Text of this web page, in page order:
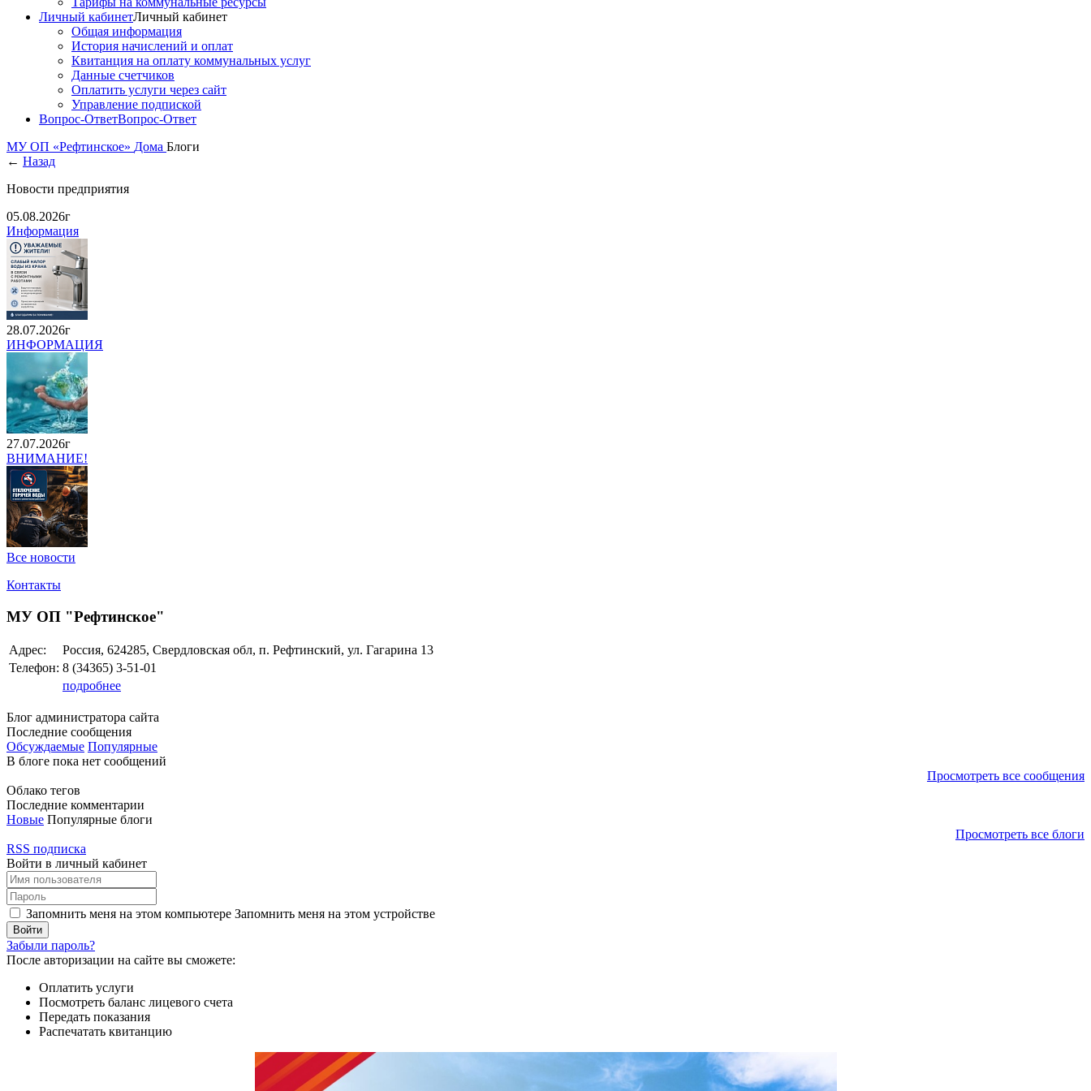
Личный кабинетЛичный кабинет
Общая информация
История начислений и оплат
Квитанция на оплату коммунальных услуг
Данные счетчиков
Оплатить услуги через сайт
Управление подпиской
Вопрос-ОтветВопрос-Ответ
МУ ОП «Рефтинское» Дома Блоги
← Назад
Новости предприятия
05.08.2026г
Информация
28.07.2026г
ИНФОРМАЦИЯ
27.07.2026г
ВНИМАНИЕ!
Все новости
Контакты
МУ ОП "Рефтинское"
Адрес:
Россия, 624285, Свердловская обл, п. Рефтинский, ул. Гагарина 13
Телефон: 8 (34365) 3-51-01
подробнее
Блог администратора сайта
Последние сообщения
Обсуждаемые Популярные
В блоге пока нет сообщений
Просмотреть все сообщения
Облако тегов
Последние комментарии
Новые Популярные блоги
Просмотреть все блоги
RSS подписка
Войти в личный кабинет
Запомнить меня на этом компьютере Запомнить меня на этом устройстве
Забыли пароль?
После авторизации на сайте вы сможете:
Оплатить услуги
Посмотреть баланс лицевого счета
Передать показания
Распечатать квитанцию